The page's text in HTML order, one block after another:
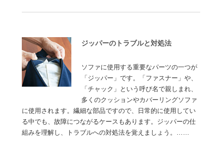
ジッパーのトラブルと対処法
ソファに使用する重要なパーツの一つが
「ジッパー」です。「ファスナー」や、
「チャック」という呼び名で親しまれ、
多くのクッションやカバーリングソファ
に使用されます。繊細な部品ですので、日常的に使用してい
る中でも、故障につながるケースもあります。ジッパーの仕
組みを理解し、トラブルへの対処法を覚えましょう。……